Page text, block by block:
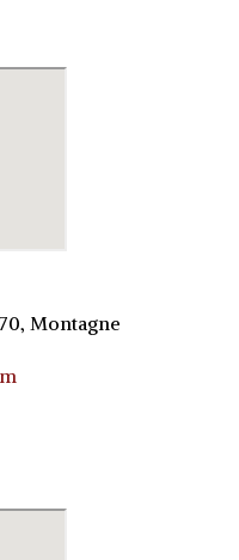
Montagne